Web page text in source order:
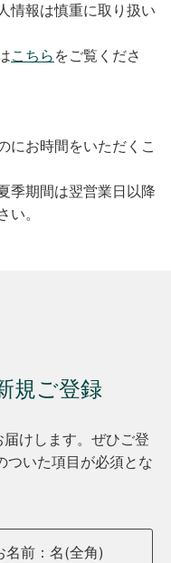
情報は慎重に取り扱い
こちら をご覧くださ
にお時間をいただくこ
季期間は翌営業日以降
。
規ご登録
けします。ぜひご登
ついた項目が必須とな
名前：名(全角)